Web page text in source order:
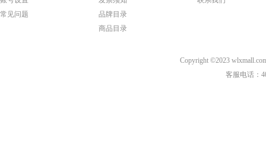
常见问题
品牌目录
商品目录
Copyright ©2023
客服电话：